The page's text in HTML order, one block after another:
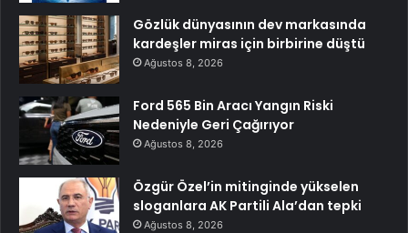
Gözlük dünyasının dev markasında
kardeşler miras için birbirine düştü
Ağustos 8, 2026
Ford 565 Bin Aracı Yangın Riski
Nedeniyle Geri Çağırıyor
Ağustos 8, 2026
Özgür Özel’in mitinginde yükselen
sloganlara AK Partili Ala’dan tepki
Ağustos 8, 2026